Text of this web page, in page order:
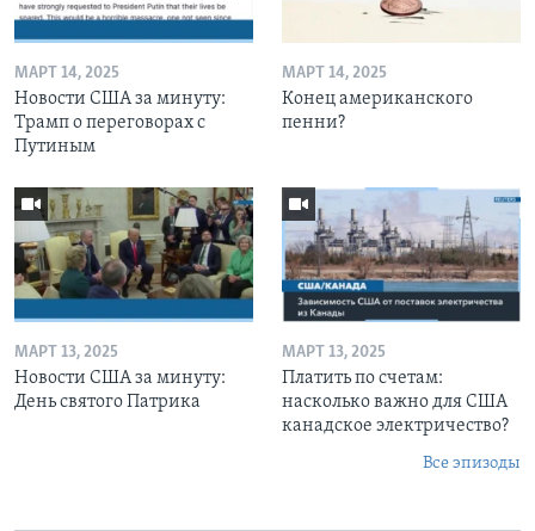
МАРТ 14, 2025
Новости США за минуту:
Трамп о переговорах с
Путиным
МАРТ 14, 2025
Конец американского
пенни?
МАРТ 13, 2025
Новости США за минуту:
День святого Патрика
МАРТ 13, 2025
Платить по счетам:
насколько важно для США
канадское электричество?
Все эпизоды